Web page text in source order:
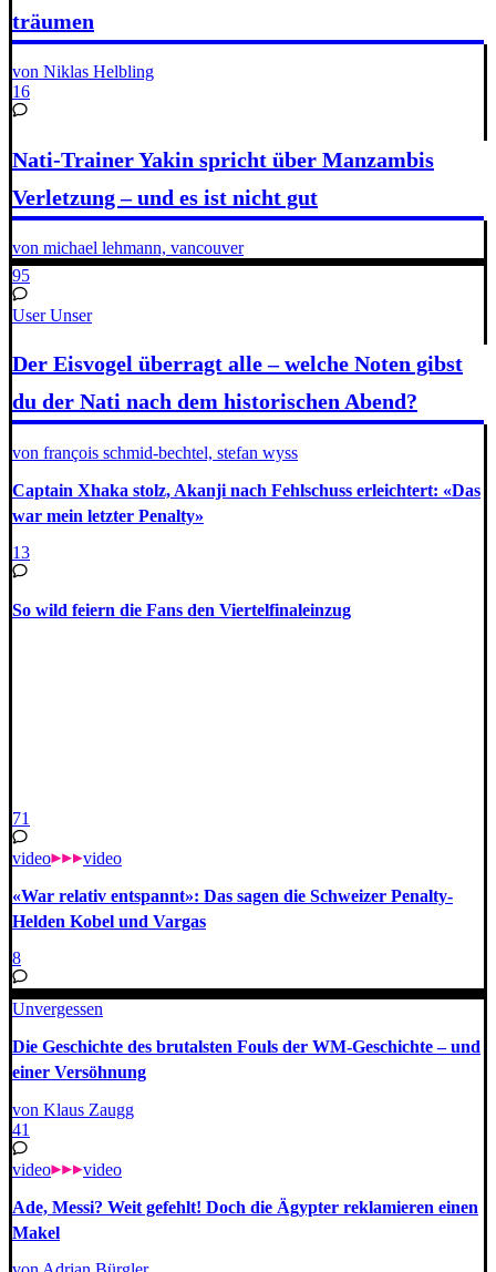
träumen
von Niklas Helbling
16
Nati-Trainer Yakin spricht über Manzambis
Verletzung – und es ist nicht gut
von michael lehmann, vancouver
95
User Unser
Der Eisvogel überragt alle – welche Noten gibst
du der Nati nach dem historischen Abend?
von françois schmid-bechtel, stefan wyss
Captain Xhaka stolz, Akanji nach Fehlschuss erleichtert: «Das
war mein letzter Penalty»
13
So wild feiern die Fans den Viertelfinaleinzug
71
video video
«War relativ entspannt»: Das sagen die Schweizer Penalty-
Helden Kobel und Vargas
8
Unvergessen
Die Geschichte des brutalsten Fouls der WM-Geschichte – und
einer Versöhnung
von Klaus Zaugg
41
video video
Ade, Messi? Weit gefehlt! Doch die Ägypter reklamieren einen
Makel